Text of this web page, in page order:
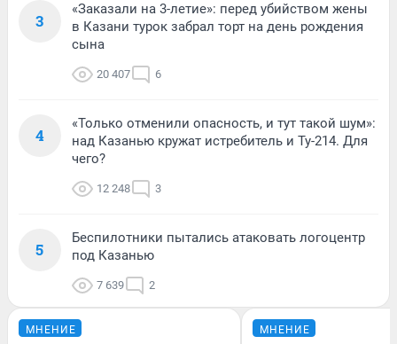
3
«Заказали на 3-летие»: перед убийством жены
в Казани турок забрал торт на день рождения
сына
20 407 6
4
«Только отменили опасность, и тут такой шум»:
над Казанью кружат истребитель и Ту-214. Для
чего?
12 248 3
5
Беспилотники пытались атаковать логоцентр
под Казанью
7 639 2
МНЕНИЕ МНЕНИЕ